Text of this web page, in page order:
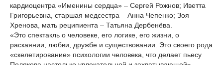
кардиоцентра «Именины сердца» – Сергей Рожнов; Иветта
Григорьевна, старшая медсестра – Анна Чепенко; Зоя
Хренова, мать реципиента – Татьяна Дербенёва.
«Это спектакль о человеке, его логике, его жизни, о
раскаянии, любви, дружбе и существовании. Это своего рода
«скелетирование» психологии человека, что делает пьесу